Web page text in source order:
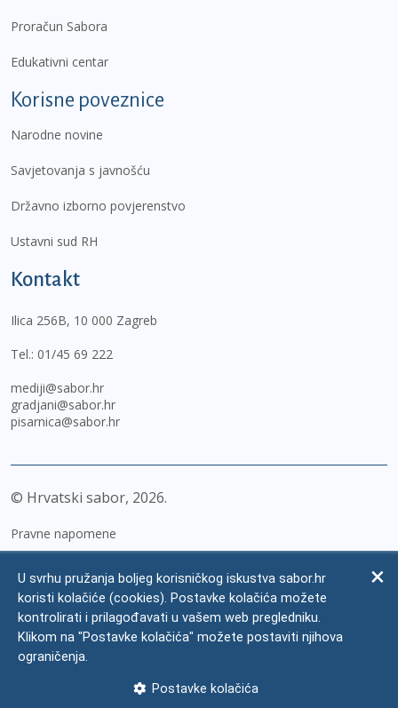
Proračun Sabora
Edukativni centar
Korisne poveznice
Narodne novine
Savjetovanja s javnošću
Državno izborno povjerenstvo
Ustavni sud RH
Kontakt
Ilica 256B, 10 000 Zagreb
Tel.: 01/45 69 222
mediji@sabor.hr
gradjani@sabor.hr
pisarnica@sabor.hr
© Hrvatski sabor, 2026
Pravne napomene
Zaštita osobnih podataka
Impressum
Česta pitanja
U svrhu pružanja boljeg korisničkog iskustva sabor.hr
koristi kolačiće (cookies). Postavke kolačića možete
kontrolirati i prilagođavati u vašem web pregledniku.
Klikom na "Postavke kolačića" možete postaviti njihova
ograničenja.
Postavke kolačića